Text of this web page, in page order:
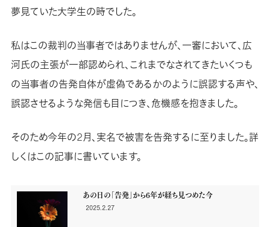
夢見ていた大学生の時でした。
私はこの裁判の当事者ではありませんが、一審において、広
河氏の主張が一部認められ、これまでなされてきたいくつも
の当事者の告発自体が虚偽であるかのように誤認する声や、
誤認させるような発信も目につき、危機感を抱きました。
そのため今年の2月、実名で被害を告発するに至りました。詳
しくはこの記事に書いています。
あの日の「告発」から6年が経ち見つめた今
2025.2.27